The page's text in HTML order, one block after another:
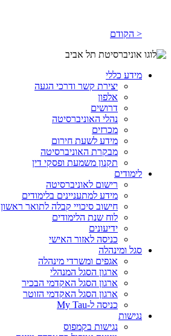
< הקודם
מידע כללי
יצירת קשר ודרכי הגעה
אלפון
דרושים
נהלי האוניברסיטה
מכרזים
מידע לשעת חירום
מבקרת האוניברסיטה
תקנון משמעת ופסקי דין
לימודים
רישום לאוניברסיטה
מידע למתעניינים בלימודים
חישוב סיכויי קבלה לתואר ראשון
לוח שנת הלימודים
ידיעונים
כניסה לאזור האישי
סגל ומינהלה
אגפים ומשרדי מינהלה
ארגון הסגל המנהלי
ארגון הסגל האקדמי הבכיר
ארגון הסגל האקדמי הזוטר
כניסה ל-My Tau
נגישות
נגישות בקמפוס